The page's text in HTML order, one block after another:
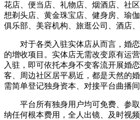
花店、便当店、礼物店、烟酒店、社
想剃头店、黄金珠宝店、健身房、瑜
俱乐部、美容机构、旅逛公司、酒店
对于各类入驻实体店从而言，婚恋
的增收项目。实体店无需改变原有运
入驻，即可依托本身不变客流开展婚
客、周边社区居平易近，都是天然的
需简单登记独身资本、对接平台曲播
平台所有独身用户均可免费、参取
纳任何根本费用，全人出镜、及时视